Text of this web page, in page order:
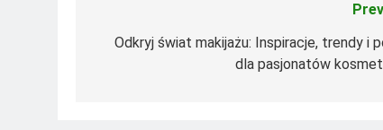
wpisu
Odkryj świat makijażu: Inspiracje, trendy i
dla pasjonatów